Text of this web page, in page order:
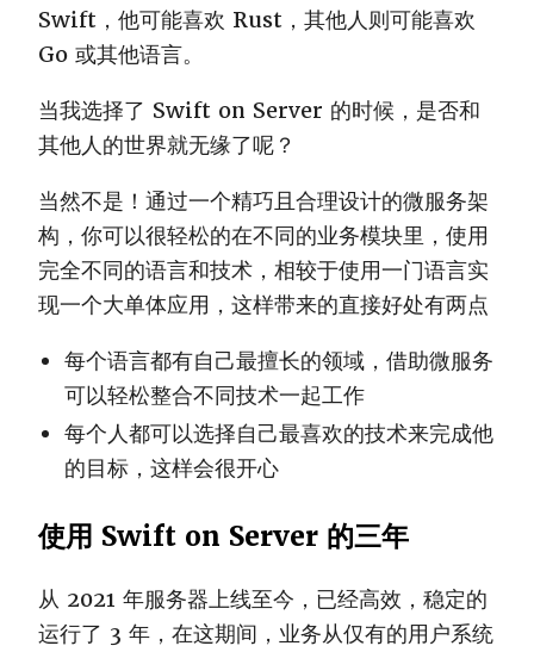
Swift，他可能喜欢 Rust，其他人则可能喜欢
Go 或其他语言。
当我选择了 Swift on Server 的时候，是否和
其他人的世界就无缘了呢？
当然不是！通过一个精巧且合理设计的微服务架
构，你可以很轻松的在不同的业务模块里，使用
完全不同的语言和技术，相较于使用一门语言实
现一个大单体应用，这样带来的直接好处有两点
每个语言都有自己最擅长的领域，借助微服务
可以轻松整合不同技术一起工作
每个人都可以选择自己最喜欢的技术来完成他
的目标，这样会很开心
使用 Swift on Server 的三年
从 2021 年服务器上线至今，已经高效，稳定的
运行了 3 年，在这期间，业务从仅有的用户系统